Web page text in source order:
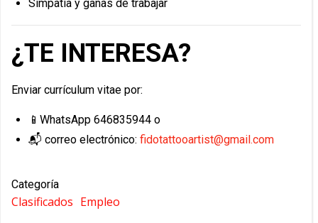
Simpatía y ganas de trabajar
¿TE INTERESA?
Enviar currículum vitae por:
📱WhatsApp 646835944 o
📬 correo electrónico: fidotattooartist@gmail.com
Categoría
Clasificados Empleo